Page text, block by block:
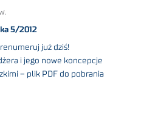
5/2012
już dziś!
i jego nowe koncepcje
– plik PDF do pobrania